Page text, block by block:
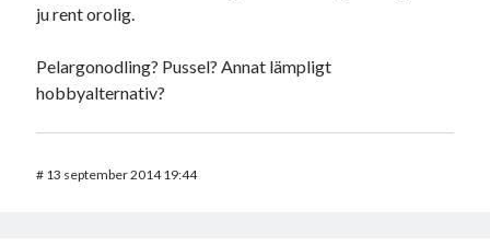
ju rent orolig.
Pelargonodling? Pussel? Annat lämpligt
hobbyalternativ?
# 13 september 2014 19:44